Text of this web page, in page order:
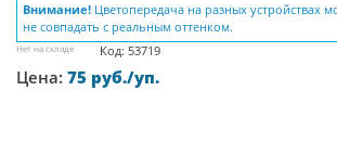
Внимание! Цветопередача на разных устройствах
не совпадать с реальным оттенком.
Нет на складе Код: 53719
Цена: 75 руб./уп.